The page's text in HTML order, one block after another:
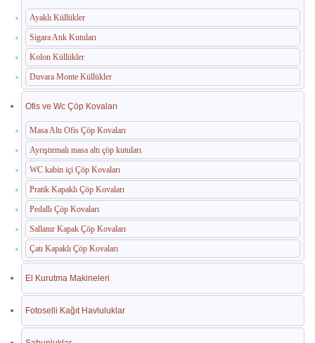
Ayaklı Küllükler
Sigara Atık Kutuları
Kolon Küllükler
Duvara Monte Küllükler
Ofis ve Wc Çöp Kovaları
Masa Altı Ofis Çöp Kovaları
Ayrıştırmalı masa altı çöp kutuları
WC kabin içi Çöp Kovaları
Pratik Kapaklı Çöp Kovaları
Pedallı Çöp Kovaları
Sallanır Kapak Çöp Kovaları
Çatı Kapaklı Çöp Kovaları
El Kurutma Makineleri
Fotoselli Kağıt Havluluklar